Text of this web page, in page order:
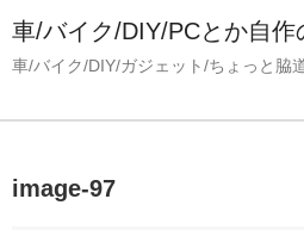
車/バイク/DIY/PCとか自作
車/バイク/DIY/ガジェット/ちょっと脇
image-97